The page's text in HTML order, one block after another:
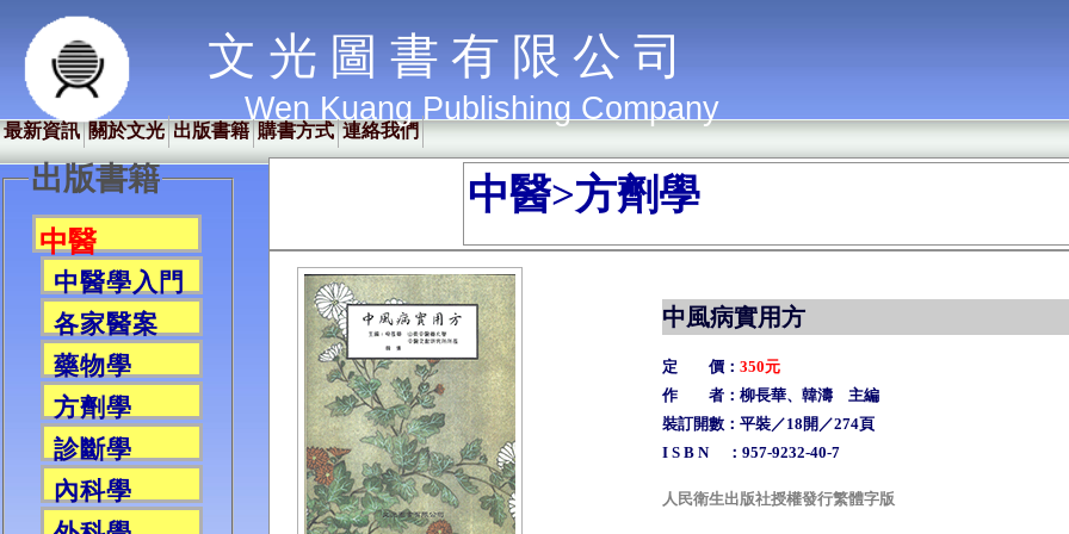
文 光 圖 書 有 限 公 司
Wen Kuang Publishing Company
最新資訊 關於文光 出版書籍 購書方式 連絡我們
出版書籍
中醫
中醫學入門
各家醫案
藥物學
方劑學
診斷學
內科學
中醫>方劑學
中風病實用方
定 價：350元
作 者：柳長華、韓濤 主編
裝訂開數：平裝／18開／274頁
I S B N ：957-9232-40-7
人民衛生出版社授權發行繁體字版